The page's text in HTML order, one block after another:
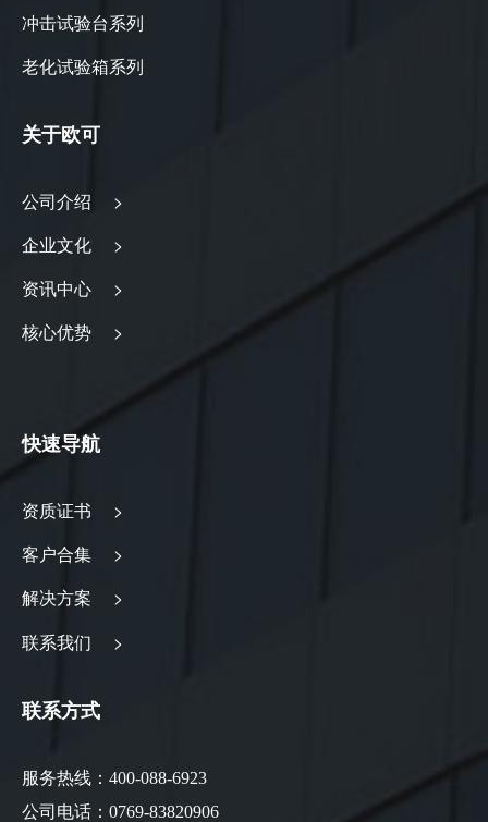
冲击试验台系列
老化试验箱系列
关于欧可
公司介绍 >
企业文化 >
资讯中心 >
核心优势 >
快速导航
资质证书 >
客户合集 >
解决方案 >
联系我们 >
联系方式
服务热线：400-088-6923
公司电话：0769-83820906